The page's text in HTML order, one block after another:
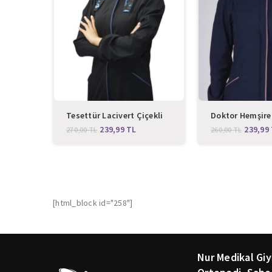
Tesettür Lacivert Çiçekli
Doktor Hemşire Hastane
Aşçı Tesettür Cerrahi Bone
270,00TL 239,99 TL
Doktor Hemşire
Cerrahi Hastane
Bandanası Açık
260,00TL 239,99
[html_block id="258"]
Nur Medikal